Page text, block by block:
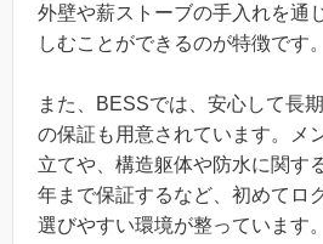
外壁や薪ストーブの手入れを通
しむことができるのが特徴です。
また、BESSでは、安心して長
の保証も用意されています。メ
立てや、構造躯体や防水に関す
年まで保証するなど、初めてロ
選びやすい環境が整っています。